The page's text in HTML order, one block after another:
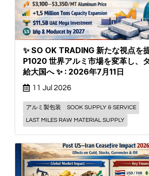
✨ SO OK TRADING 新たな視点を
P1020 世界アルミ市場を変革し、
給大国へ ✨ : 2026年7月11日
11 Jul 2026
アルミ製包装
SOOK SUPPLY & SERVICE
LAST MILES RAW MATERIAL SUPPLY